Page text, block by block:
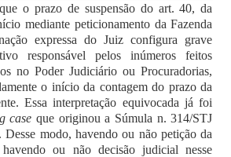
o prazo de suspensão do art. 40, da
mediante peticionamento da Fazenda
expressa do Juiz configura grave
responsável pelos inúmeros feitos
no Poder Judiciário ou Procuradorias,
o início da contagem do prazo da
Essa interpretação equivocada já foi
caseque originou a Súmula n. 314/STJ
modo, havendo ou não petição da
ou não decisão judicial nesse